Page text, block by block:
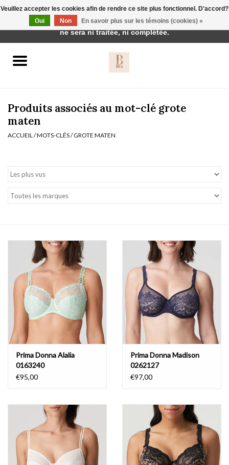
vêtements de nuit
Homewear
Lingerie-accessoires
Cartes-cadeaux
Produits associés au mot-clé grote
maten
ACCUEIL /MOTS-CLÉS/GROTE MATEN
Prima Donna Alalia
0163240
€95,00
Prima Donna Madison
0262127
€97,00
Veuillez accepter les cookies afin de rendre ce site plus fonctionnel. D'accord?
Oui
Non En savoir plus sur les témoins (cookies) »
Cette boutique est en construction. Toute commande passée
ne sera ni traitée, ni complétée.